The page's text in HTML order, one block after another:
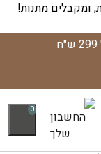
ומקבלים מתנות!
0
ריקה כעת!